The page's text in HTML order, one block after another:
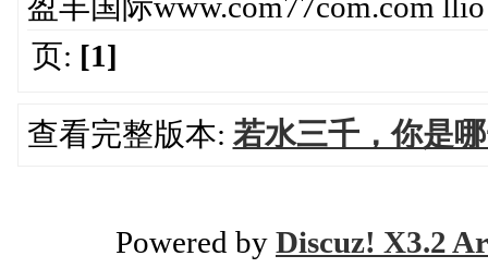
页: [1]
查看完整版本: 若水三千，你是
Powered by Discuz! X3.2